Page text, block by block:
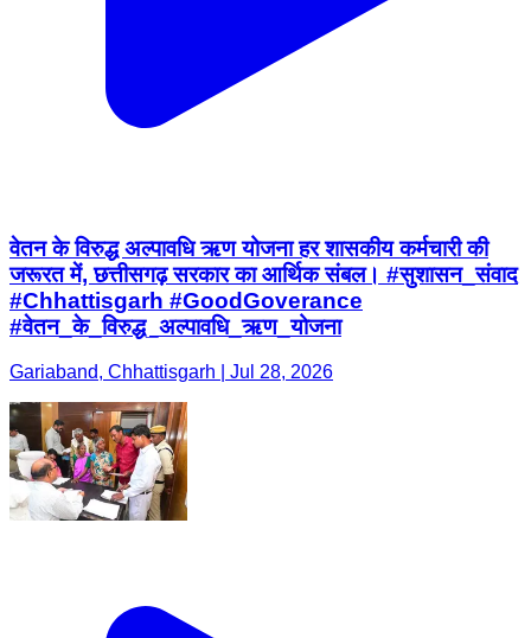
वेतन के विरुद्ध अल्पावधि ऋण योजना हर शासकीय कर्मचारी की
जरूरत में, छत्तीसगढ़ सरकार का आर्थिक संबल। #सुशासन_संवाद
#Chhattisgarh #GoodGoverance
#वेतन_के_विरुद्ध_अल्पावधि_ऋण_योजना
Gariaband, Chhattisgarh | Jul 28, 2026